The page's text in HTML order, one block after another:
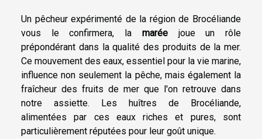
Un pêcheur expérimenté de la région de Brocéliande
vous le confirmera, la maréejoue un rôle
prépondérant dans la qualité des produits de la mer.
Ce mouvement des eaux, essentiel pour la vie marine,
influence non seulement la pêche, mais également la
fraîcheur des fruits de mer que l'on retrouve dans
notre assiette. Les huîtres de Brocéliande,
alimentées par ces eaux riches et pures, sont
particulièrement réputées pour leur goût unique.